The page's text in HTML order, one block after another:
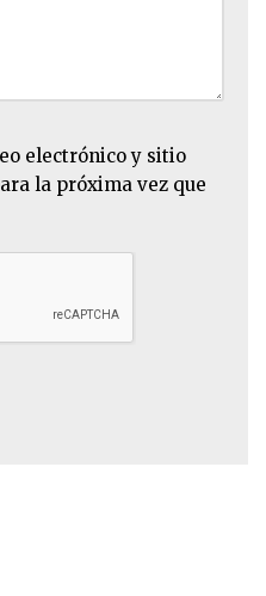
electrónico y sitio
la próxima vez que